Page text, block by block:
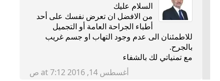
السلام عليك
من الافضل ان تعرض نفسك على أحد
أطباء الجراحة العامة أو التجميل
للاطمئنان الى عدم وجود التهاب او جسم غريب
بالجرح.
مع تمنياتي لك بالشفاء
أغسطس 14, 2016 at 7:12 ص